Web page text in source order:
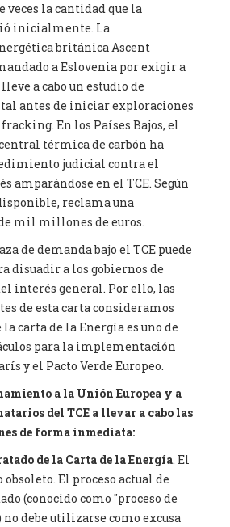
veces la cantidad que la
inicialmente. La
británica Ascent
a Eslovenia por exigir a
a cabo un estudio de
antes de iniciar exploraciones
En los Países Bajos, el
térmica de carbón ha
judicial contra el
amparándose en el TCE. Según
reclama una
mil millones de euros.
de demanda bajo el TCE puede
disuadir a los gobiernos de
interés general. Por ello, las
de esta carta consideramos
carta de la Energía es uno de
para la implementación
y el Pacto Verde Europeo.
a la Unión Europea y a
del TCE a llevar a cabo las
de forma inmediata:
de la Carta de la Energía. El
obsoleto. El proceso actual de
(conocido como "proceso de
debe utilizarse como excusa